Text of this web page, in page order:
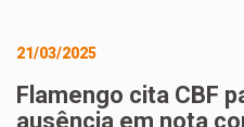
21/03/2025
Flamengo cita CBF
ausência em nota